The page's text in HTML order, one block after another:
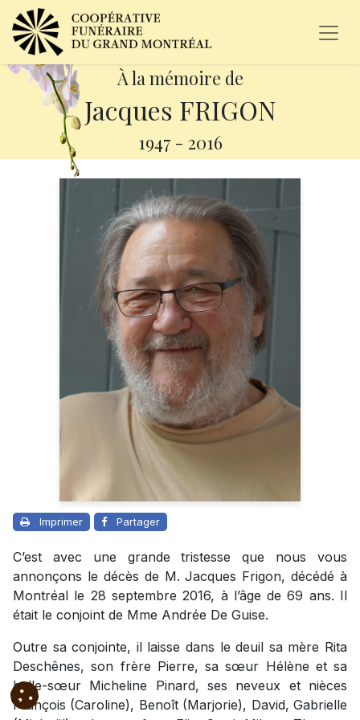
À la mémoire de
Jacques FRIGON
1947 - 2016
Imprimer Partager
C’est avec une grande tristesse que nous vous
annonçons le décès de M. Jacques Frigon, décédé à
Montréal le 28 septembre 2016, à l’âge de 69 ans. Il
était le conjoint de Mme Andrée De Guise.
Outre sa conjointe, il laisse dans le deuil sa mère Rita
Deschênes, son frère Pierre, sa sœur Hélène et sa
belle-sœur Micheline Pinard, ses neveux et nièces
François (Caroline), Benoît (Marjorie), David, Gabrielle